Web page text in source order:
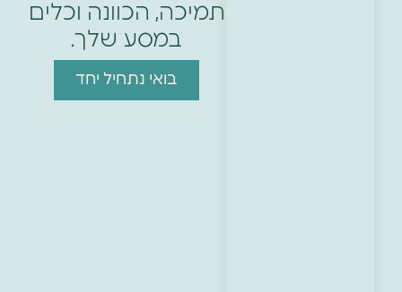
תמיכה, הכוונה וכלים
במסע שלך.
בואי נתחיל יחד